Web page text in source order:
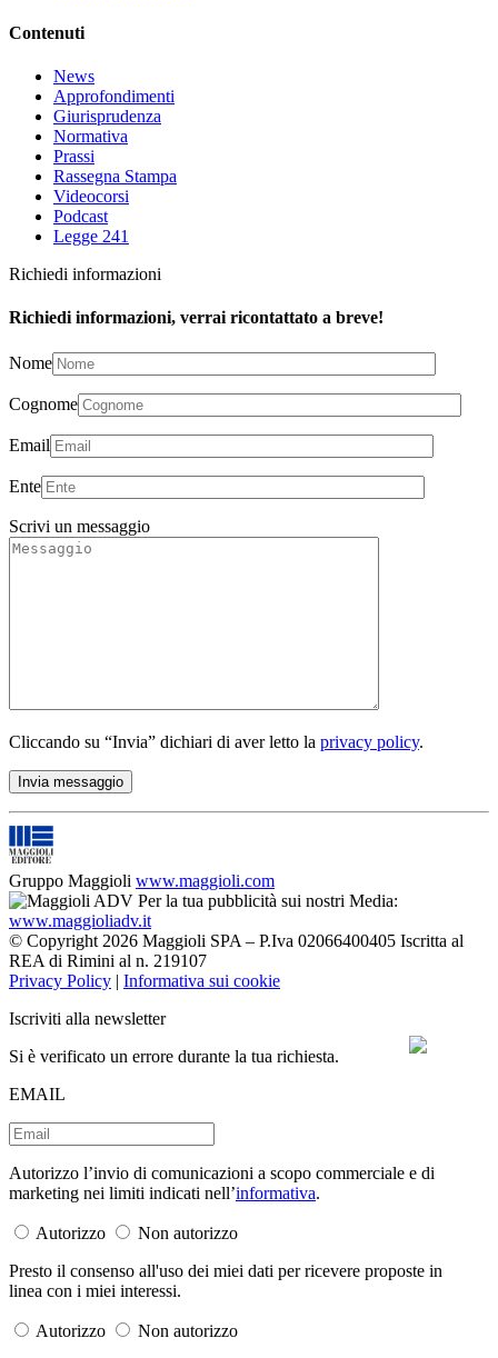
Contenuti
News
Approfondimenti
Giurisprudenza
Normativa
Prassi
Rassegna Stampa
Videocorsi
Podcast
Legge 241
Richiedi informazioni
Richiedi informazioni, verrai ricontattato a breve!
Nome
Cognome
Email
Ente
Scrivi un messaggio
Cliccando su “Invia” dichiari di aver letto la privacy policy.
Gruppo Maggioli www.maggioli.com
Per la tua pubblicità sui nostri Media:
www.maggioliadv.it
© Copyright 2026 Maggioli SPA – P.Iva 02066400405 Iscritta al
REA di Rimini al n. 219107
Privacy Policy | Informativa sui cookie
Iscriviti alla newsletter
Si è verificato un errore durante la tua richiesta.
EMAIL
Autorizzo l’invio di comunicazioni a scopo commerciale e di
marketing nei limiti indicati nell’informativa.
Autorizzo
Non autorizzo
Presto il consenso all'uso dei miei dati per ricevere proposte in
linea con i miei interessi.
Autorizzo Non autorizzo